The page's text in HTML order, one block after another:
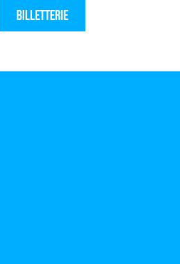
Billetterie